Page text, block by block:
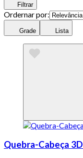
Filtrar
Ordernar por:
Grade Lista
Quebra-Cabeça